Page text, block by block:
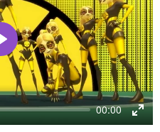
00:00
Воспроизвести